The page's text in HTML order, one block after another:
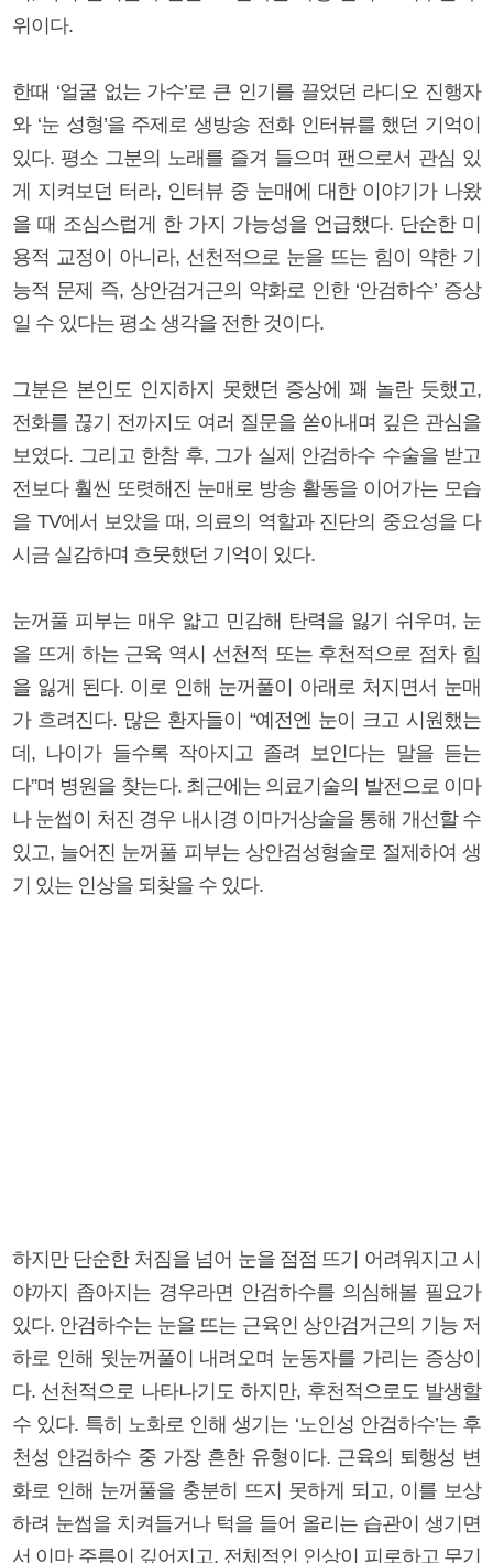
위이다.
한때 ‘얼굴 없는 가수’로 큰 인기를 끌었던 라디오 진행자
와 ‘눈 성형’을 주제로 생방송 전화 인터뷰를 했던 기억이
있다. 평소 그분의 노래를 즐겨 들으며 팬으로서 관심 있
게 지켜보던 터라, 인터뷰 중 눈매에 대한 이야기가 나왔
을 때 조심스럽게 한 가지 가능성을 언급했다. 단순한 미
용적 교정이 아니라, 선천적으로 눈을 뜨는 힘이 약한 기
능적 문제 즉, 상안검거근의 약화로 인한 ‘안검하수’ 증상
일 수 있다는 평소 생각을 전한 것이다.
그분은 본인도 인지하지 못했던 증상에 꽤 놀란 듯했고,
전화를 끊기 전까지도 여러 질문을 쏟아내며 깊은 관심을
보였다. 그리고 한참 후, 그가 실제 안검하수 수술을 받고
전보다 훨씬 또렷해진 눈매로 방송 활동을 이어가는 모습
을 TV에서 보았을 때, 의료의 역할과 진단의 중요성을 다
시금 실감하며 흐뭇했던 기억이 있다.
눈꺼풀 피부는 매우 얇고 민감해 탄력을 잃기 쉬우며, 눈
을 뜨게 하는 근육 역시 선천적 또는 후천적으로 점차 힘
을 잃게 된다. 이로 인해 눈꺼풀이 아래로 처지면서 눈매
가 흐려진다. 많은 환자들이 “예전엔 눈이 크고 시원했는
데, 나이가 들수록 작아지고 졸려 보인다는 말을 듣는
다”며 병원을 찾는다. 최근에는 의료기술의 발전으로 이마
나 눈썹이 처진 경우 내시경 이마거상술을 통해 개선할 수
있고, 늘어진 눈꺼풀 피부는 상안검성형술로 절제하여 생
기 있는 인상을 되찾을 수 있다.
하지만 단순한 처짐을 넘어 눈을 점점 뜨기 어려워지고 시
야까지 좁아지는 경우라면 안검하수를 의심해볼 필요가
있다. 안검하수는 눈을 뜨는 근육인 상안검거근의 기능 저
하로 인해 윗눈꺼풀이 내려오며 눈동자를 가리는 증상이
다. 선천적으로 나타나기도 하지만, 후천적으로도 발생할
수 있다. 특히 노화로 인해 생기는 ‘노인성 안검하수’는 후
천성 안검하수 중 가장 흔한 유형이다. 근육의 퇴행성 변
화로 인해 눈꺼풀을 충분히 뜨지 못하게 되고, 이를 보상
하려 눈썹을 치켜들거나 턱을 들어 올리는 습관이 생기면
서 이마 주름이 깊어지고, 전체적인 인상이 피로하고 무기